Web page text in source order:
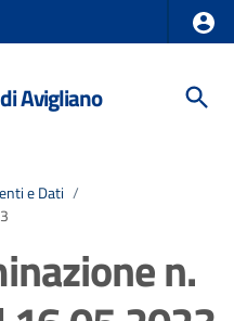
Avigliano
e Dati /
n.